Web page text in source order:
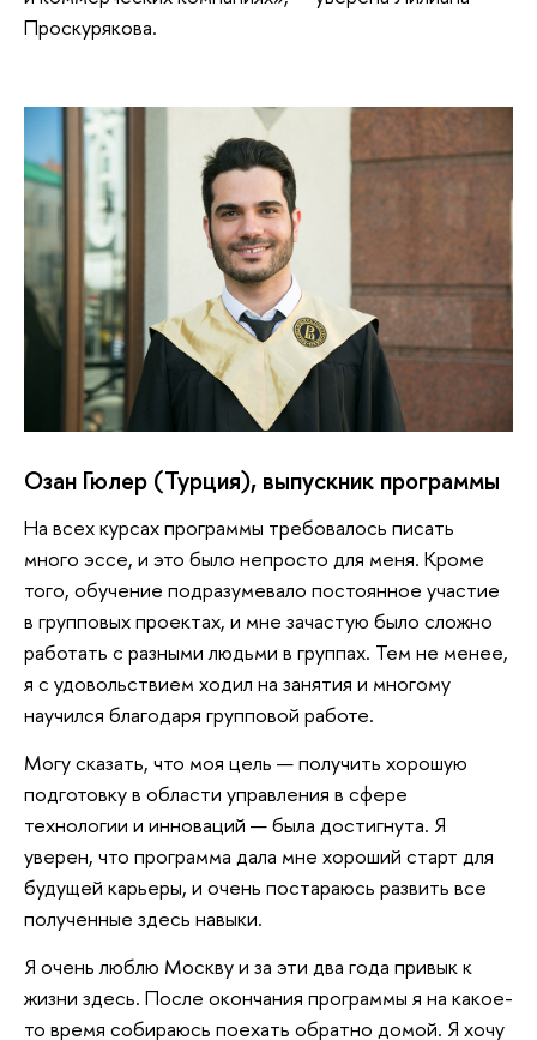
Проскурякова.
Озан Гюлер (Турция), выпускник программы
На всех курсах программы требовалось писать
много эссе, и это было непросто для меня. Кроме
того, обучение подразумевало постоянное участие
в групповых проектах, и мне зачастую было сложно
работать с разными людьми в группах. Тем не менее,
я с удовольствием ходил на занятия и многому
научился благодаря групповой работе.
Могу сказать, что моя цель — получить хорошую
подготовку в области управления в сфере
технологии и инноваций — была достигнута. Я
уверен, что программа дала мне хороший старт для
будущей карьеры, и очень постараюсь развить все
полученные здесь навыки.
Я очень люблю Москву и за эти два года привык к
жизни здесь. После окончания программы я на какое-
то время собираюсь поехать обратно домой. Я хочу